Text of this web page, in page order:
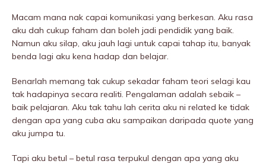
Macam mana nak capai komunikasi yang berkesan. Aku rasa
aku dah cukup faham dan boleh jadi pendidik yang baik.
Namun aku silap, aku jauh lagi untuk capai tahap itu, banyak
benda lagi aku kena hadap dan belajar.
Benarlah memang tak cukup sekadar faham teori selagi kau
tak hadapinya secara realiti. Pengalaman adalah sebaik –
baik pelajaran. Aku tak tahu lah cerita aku ni related ke tidak
dengan apa yang cuba aku sampaikan daripada quote yang
aku jumpa tu.
Tapi aku betul – betul rasa terpukuI dengan apa yang aku